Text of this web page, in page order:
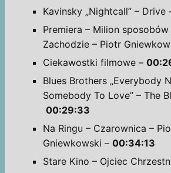
Kavinsky „Nightcall” – Drive
Premiera – Milion
Zachodzie – Piotr
Ciekawostki filmowe –
Blues Brothers „Everybody
Somebody To Love” – The
00:29:33
Na Ringu – Czarownica –
Gniewkowski – 00:34:13
Stare Kino – Ojciec